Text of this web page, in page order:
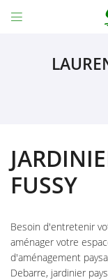

11 avenue Henri
02 48 65 72 38
En cochant cette case,
l'adresse email indiqué
utilisantle formulaire de
FUSSY
Besoin d'entretenir
aménager votre
d'aménagement
Debarre, jardinier